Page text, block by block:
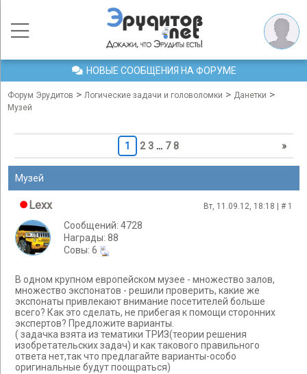
НОВЫЕ СООБЩЕНИЯ НА ФОРУМЕ
Форум Эрудитов > Логические задачи и головоломки > Данетки >
Музей
1 2 3 … 7 8 »
Музей
Lexx Вт, 11.09.12, 18:18 | # 1
Сообщений: 4728
Награды: 88
Cовы: 6
В одном крупном европейском музее - множество залов,
множество экспонатов - решили проверить, какие же
экспонаты привлекают внимание посетителей больше
всего? Как это сделать, не прибегая к помощи сторонних
экспертов? Предложите варианты.
( задачка взята из тематики ТРИЗ(теории решения
изобретательских задач) и как такового правильного
ответа нет,так что предлагайте варианты-особо
оригинальные будут поощраться)